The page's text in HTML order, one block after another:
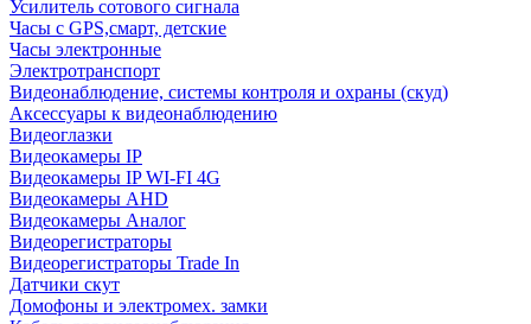
Усилитель сотового сигнала
Часы с GPS,смарт, детские
Часы электронные
Электротранспорт
Видеонаблюдение, системы контроля и охраны (скуд)
Аксессуары к видеонаблюдению
Видеоглазки
Видеокамеры IP
Видеокамеры IP WI-FI 4G
Видеокамеры AHD
Видеокамеры Аналог
Видеорегистраторы
Видеорегистраторы Trade In
Датчики скут
Домофоны и электромех. замки